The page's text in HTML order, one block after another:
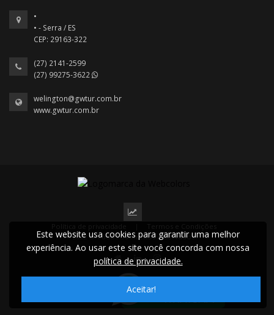
•
• - Serra / ES
CEP: 29163-322
(27) 2141-2599
(27) 99275-3622
welington@gwtur.com.br
www.gwtur.com.br
2022 © Todos os direitos reservados.
Este website usa cookies para garantir uma melhor
experiência. Ao usar este site você concorda com nossa
política de privacidade.
Aceitar!